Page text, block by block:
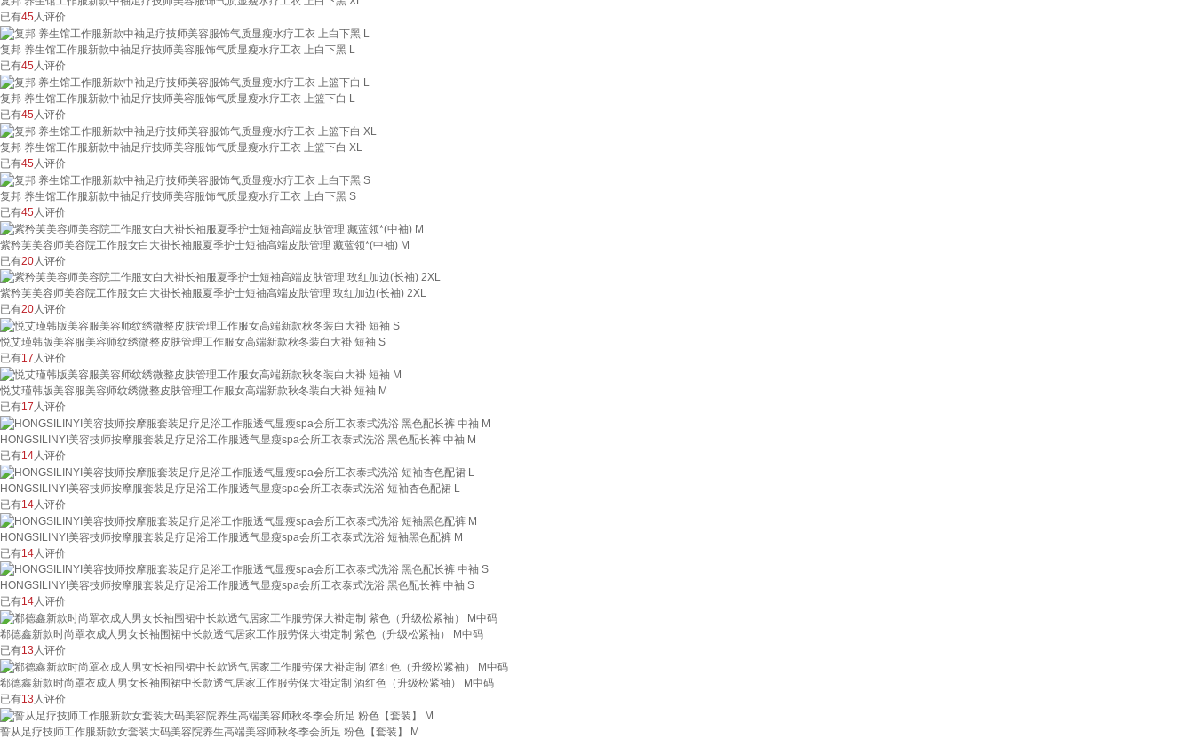
已有45人评价
复邦 养生馆工作服新款中袖足疗技师美容服饰气质显瘦水疗工衣 上白下黑 L
已有45人评价
复邦 养生馆工作服新款中袖足疗技师美容服饰气质显瘦水疗工衣 上篮下白 L
已有45人评价
复邦 养生馆工作服新款中袖足疗技师美容服饰气质显瘦水疗工衣 上篮下白 XL
已有45人评价
复邦 养生馆工作服新款中袖足疗技师美容服饰气质显瘦水疗工衣 上白下黑 S
已有45 人评价
紫矜芙美容师美容院工作服女白大褂长袖服夏季护士短袖高端皮肤管理 藏蓝领*(中袖) M
已有20 人评价
紫矜芙美容师美容院工作服女白大褂长袖服夏季护士短袖高端皮肤管理 玫红加边(长袖) 2XL
已有20人评价
悦艾瑾韩版美容服美容师纹绣微整皮肤管理工作服女高端新款秋冬装白大褂 短袖 S
已有17 人评价
悦艾瑾韩版美容服美容师纹绣微整皮肤管理工作服女高端新款秋冬装白大褂 短袖 M
已有17 人评价
HONGSILINYI美容技师按摩服套装足疗足浴工作服透气显瘦spa会所工衣泰式洗浴 黑色配长裤 中袖 M
已有14人评价
HONGSILINYI美容技师按摩服套装足疗足浴工作服透气显瘦spa会所工衣泰式洗浴 短袖杏色配裙 L
已有14 人评价
HONGSILINYI美容技师按摩服套装足疗足浴工作服透气显瘦spa会所工衣泰式洗浴 短袖黑色配裤 M
已有14 人评价
HONGSILINYI美容技师按摩服套装足疗足浴工作服透气显瘦spa会所工衣泰式洗浴 黑色配长裤 中袖 S
已有14人评价
郗德鑫新款时尚罩衣成人男女长袖围裙中长款透气居家工作服劳保大褂定制 紫色（升级松紧袖） M中码
已有13 人评价
郗德鑫新款时尚罩衣成人男女长袖围裙中长款透气居家工作服劳保大褂定制 酒红色（升级松紧袖） M中码
已有13 人评价
誓从足疗技师工作服新款女套装大码美容院养生高端美容师秋冬季会所足 粉色【套装】 M